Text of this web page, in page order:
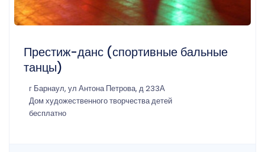
Престиж-данс (спортивные бальные
танцы)
г Барнаул, ул Антона Петрова, д 233А
Дом художественного творчества детей
бесплатно